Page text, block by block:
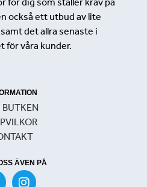
också ett utbud av lite
det allra senaste i
för våra kunder.
ÄVEN PÅ